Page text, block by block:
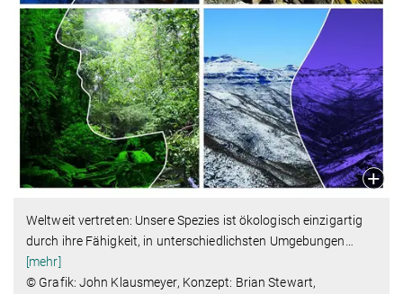
Weltweit vertreten: Unsere Spezies ist ökologisch einzigartig
durch ihre Fähigkeit, in unterschiedlichsten Umgebungen
[mehr]
© Grafik: John Klausmeyer, Konzept: Brian Stewart,